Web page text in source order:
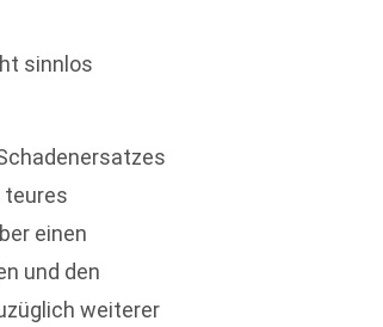
sinnlos
teures
einen
und den
weiterer